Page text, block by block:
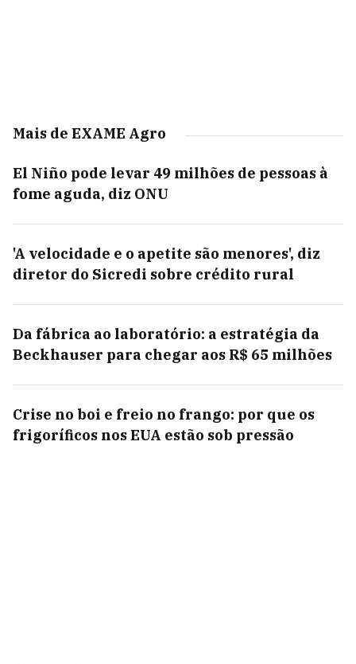
Mais de EXAME Agro
El Niño pode levar 49 milhões de pessoas à
fome aguda, diz ONU
'A velocidade e o apetite são menores', diz
diretor do Sicredi sobre crédito rural
Da fábrica ao laboratório: a estratégia da
Beckhauser para chegar aos R$ 65 milhões
Crise no boi e freio no frango: por que os
frigoríficos nos EUA estão sob pressão